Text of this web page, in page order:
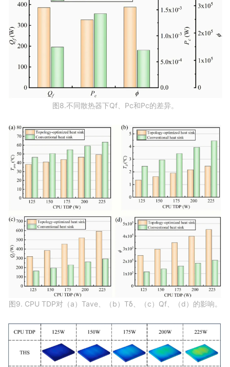
图8.不同散热器下Qf、Pc和Pc的差异。
图9. CPU TDP对（a）Tave、（b）Tδ、（c）Qf、（d）的影响。